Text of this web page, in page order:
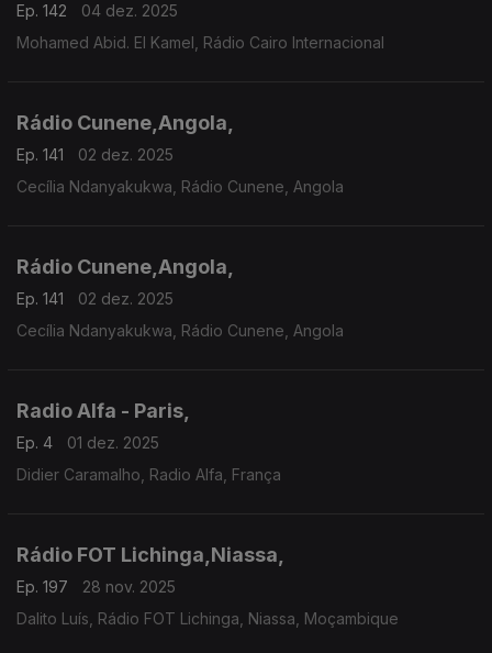
Ep. 142
04 dez. 2025
Mohamed Abid. El Kamel, Rádio Cairo Internacional
Rádio Cunene,Angola,
Ep. 141
02 dez. 2025
Cecília Ndanyakukwa, Rádio Cunene, Angola
Rádio Cunene,Angola,
Ep. 141
02 dez. 2025
Cecília Ndanyakukwa, Rádio Cunene, Angola
Radio Alfa - Paris,
Ep. 4
01 dez. 2025
Didier Caramalho, Radio Alfa, França
Rádio FOT Lichinga,Niassa,
Ep. 197
28 nov. 2025
Dalito Luís, Rádio FOT Lichinga, Niassa, Moçambique